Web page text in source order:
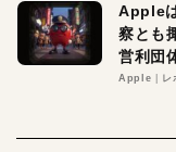
Apple
察とも
営利団
る理由
Apple レ